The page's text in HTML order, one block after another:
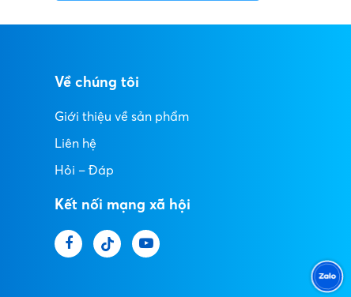
Về chúng tôi
Giới thiệu về sản phẩm
Liên hệ
Hỏi – Đáp
Kết nối mạng xã hội